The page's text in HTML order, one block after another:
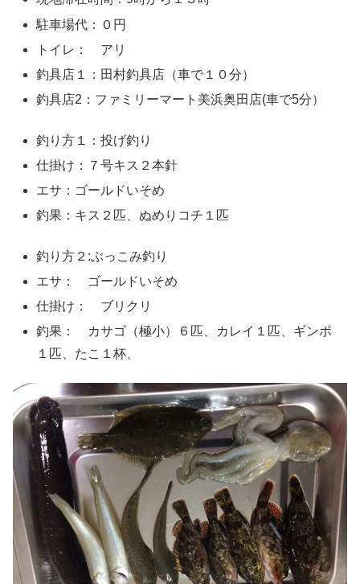
駐車場代：０円
トイレ： アリ
釣具店１：田村釣具店（車で１０分）
釣具店2：ファミリーマート美浜奥田店(車で5分）
釣り方１：投げ釣り
仕掛け：７号キス２本針
エサ：ゴールドいそめ
釣果：キス２匹、ぬめりコチ１匹
釣り方２:ぶっこみ釣り
エサ： ゴールドいそめ
仕掛け： ブリクリ
釣果： カサゴ（極小）６匹、カレイ１匹、ギンポ
１匹、たこ１杯、